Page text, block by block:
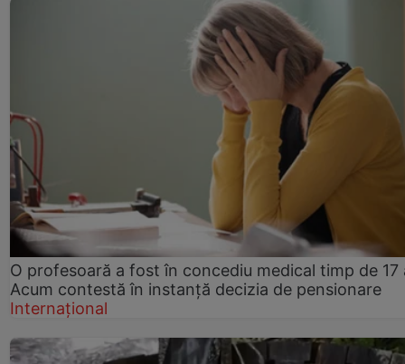
O profesoară a fost în concediu medical timp de 17
Acum contestă în instanță decizia de pensionare
Internațional